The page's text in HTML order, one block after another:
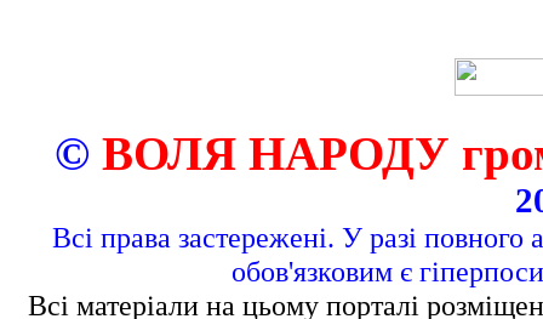
© ВОЛЯ НАРОДУ
Всі права застережені. У разі повного
обов'язковим є
Всі матеріали на цьому порталі